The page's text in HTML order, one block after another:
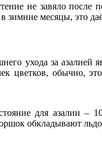
не завяло после
зимние месяцы, это
ухода за азалией
цветков, обычно,
для азалии
обкладывают